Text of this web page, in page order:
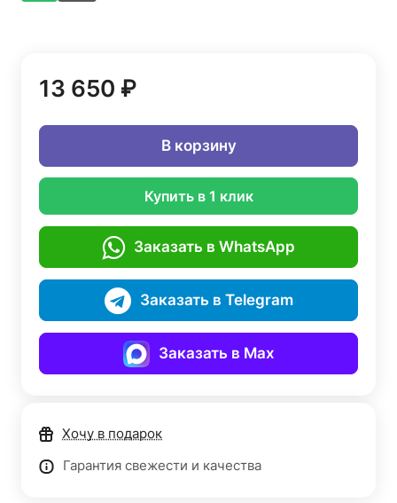
13 650 ₽
В корзину
Купить в 1 клик
Заказать в WhatsApp
Заказать в Telegram
Заказать в Max
Хочу в подарок
Гарантия свежести и качества